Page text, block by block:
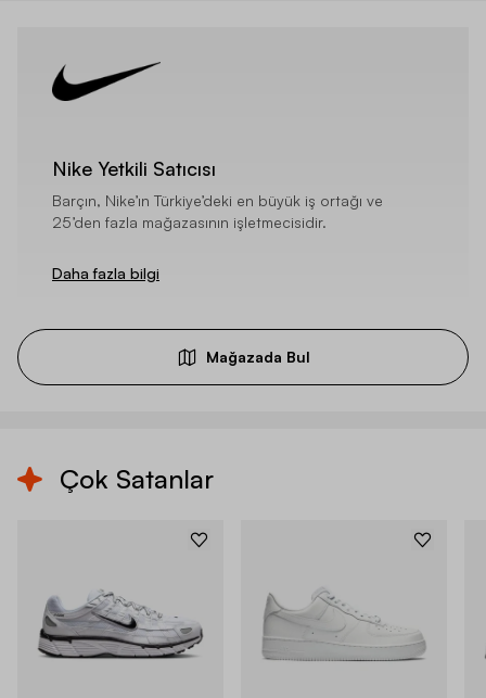
Nike Yetkili Satıcısı
Barçın, Nike’ın Türkiye’deki en büyük iş ortağı ve
25’den fazla mağazasının işletmecisidir.
Daha fazla bilgi
Mağazada Bul
Çok Satanlar